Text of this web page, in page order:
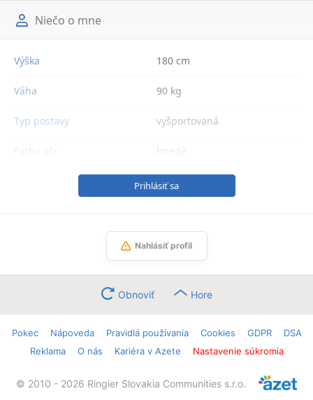
Niečo o mne
Výška 180 cm
Váha 90 kg
Typ postavy vyšportovaná
hnedé
Prihlásiť sa
Nahlásiť profil
Obnoviť Hore
Pokec Nápoveda Pravidlá používania Cookies GDPR
DSA
Reklama
O nás Kariéra v Azete Nastavenie súkromia
© 2010 - 2026 Ringier Slovakia Communities s.r.o.